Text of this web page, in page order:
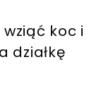
koc i
działkę